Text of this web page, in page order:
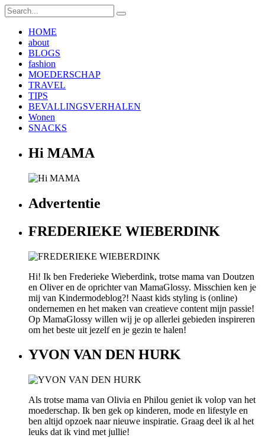
HOME
about
BLOGS
fashion
MOEDERSCHAP
TRAVEL
TIPS
BEVALLINGSVERHALEN
Wonen
SNACKS
Hi MAMA
Advertentie
FREDERIEKE WIEBERDINK
Hi! Ik ben Frederieke Wieberdink, trotse mama van Doutzen
en Oliver en de oprichter van MamaGlossy. Misschien ken je
mij van Kindermodeblog?! Naast kids styling is (online)
ondernemen en het maken van creatieve content mijn passie!
Op MamaGlossy willen wij je op allerlei gebieden inspireren
om het beste uit jezelf en je gezin te halen!
YVON VAN DEN HURK
Als trotse mama van Olivia en Philou geniet ik volop van het
moederschap. Ik ben gek op kinderen, mode en lifestyle en
ben altijd opzoek naar nieuwe inspiratie. Graag deel ik al het
leuks dat ik vind met jullie!